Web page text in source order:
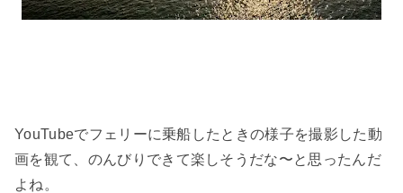
YouTubeでフェリーに乗船したときの様子を撮影した動
画を観て、のんびりできて楽しそうだな〜と思ったんだ
よね。